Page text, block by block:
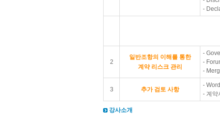
-
2
일반조항의 이해를 통한
계약 리스크 관리
-
-
-
3 추가 검토 사항
-
- 계약
강사소개